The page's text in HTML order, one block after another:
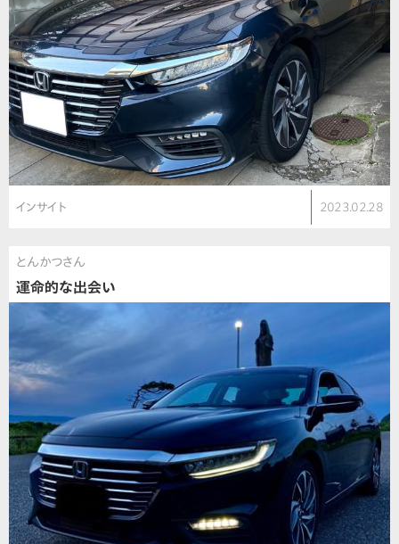
インサイト 2023.02.28
とんかつさん
運命的な出会い